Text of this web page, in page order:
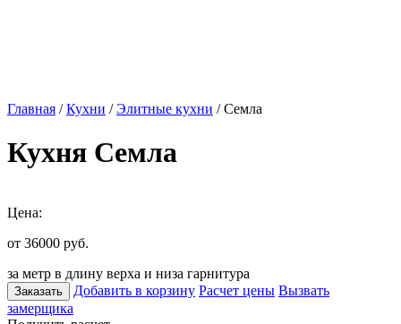
Главная /Кухни /Элитные кухни / Семла
Кухня Семла
Цена:
от 36000 руб.
за метр в длину верха и низа гарнитура
Заказать Добавить в корзину Расчет цены Вызвать
замерщика